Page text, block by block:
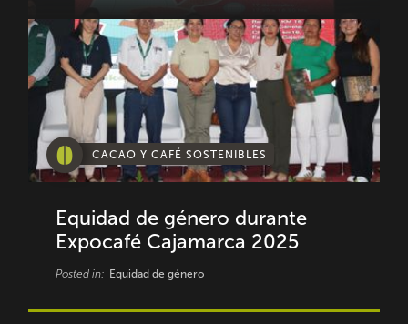
CACAO Y CAFÉ SOSTENIBLES
Equidad de género durante
Expocafé Cajamarca 2025
Posted in: Equidad de género